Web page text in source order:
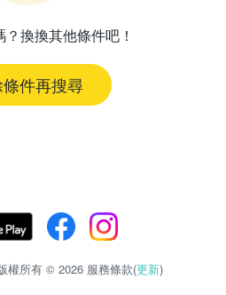
換換其他條件吧！
件再搜尋
權所有 © 2026 服務條款(更新)